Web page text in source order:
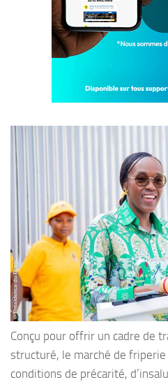
Conçu pour offrir un cadre de
structuré, le marché de
conditions de précarité,